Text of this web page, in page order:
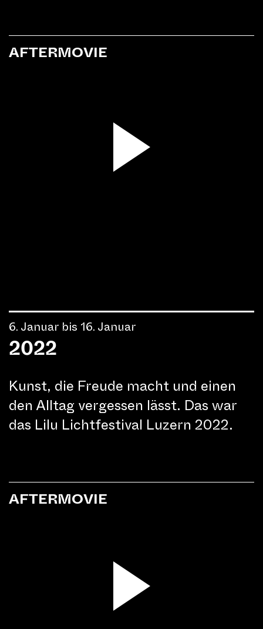
AFTERMOVIE
2022
6. Januar bis 16. Januar
Kunst, die Freude macht und einen
den Alltag vergessen lässt. Das war
das Lilu Lichtfestival Luzern 2022.
AFTERMOVIE